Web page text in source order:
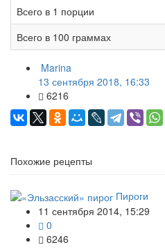
Всего в 1 порции
Всего в 100 граммах
Marina
13 сентября 2018, 16:33
6216
Похожие рецепты
Пироги
11 сентября 2014, 15:29
0
6246